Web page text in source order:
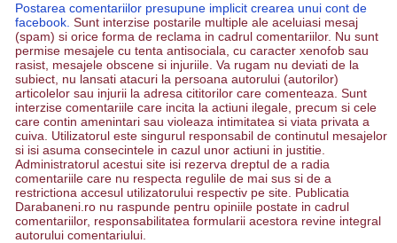
Postarea comentariilor presupune implicit crearea unui cont de
facebook. Sunt interzise postarile multiple ale aceluiasi mesaj
(spam) si orice forma de reclama in cadrul comentariilor. Nu sunt
permise mesajele cu tenta antisociala, cu caracter xenofob sau
rasist, mesajele obscene si injuriile. Va rugam nu deviati de la
subiect, nu lansati atacuri la persoana autorului (autorilor)
articolelor sau injurii la adresa cititorilor care comenteaza. Sunt
interzise comentariile care incita la actiuni ilegale, precum si cele
care contin amenintari sau violeaza intimitatea si viata privata a
cuiva. Utilizatorul este singurul responsabil de continutul mesajelor
si isi asuma consecintele in cazul unor actiuni in justitie.
Administratorul acestui site isi rezerva dreptul de a radia
comentariile care nu respecta regulile de mai sus si de a
restrictiona accesul utilizatorului respectiv pe site. Publicatia
Darabaneni.ro nu raspunde pentru opiniile postate in cadrul
comentariilor, responsabilitatea formularii acestora revine integral
autorului comentariului.